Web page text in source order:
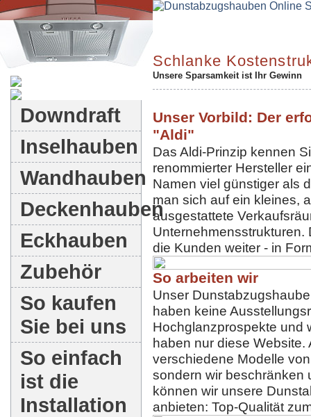
Downdraft
Inselhauben
Wandhauben
Deckenhauben
Eckhauben
Zubehör
So kaufen
Sie bei uns
So einfach
ist die
Installation
Schlanke
Unsere Sparsamkeit ist Ihr Gewinn
Unser Vorbild: Der
"Aldi"
Das Aldi-Prinzip kennen
renommierter Hersteller
Namen viel günstiger als
man sich auf ein kleines,
ausgestattete
die Kunden weiter - in
So arbeiten wir
Unser
haben keine
Hochglanzprospekte und
haben nur diese
verschiedene Modelle
sondern wir beschränken
können wir unsere
anbieten: Top-Qualität